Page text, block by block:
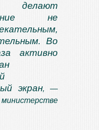
делают
не
Во
активно
экран, —